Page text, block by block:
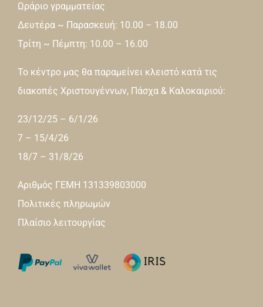
Ωράριο γραμματείας
Δευτέρα ~ Παρασκευή: 10.00 – 18.00
Τρίτη ~ Πέμπτη: 10.00 – 16.00
Το κέντρο μας θα παραμείνει κλειστό κατά τις
διακοπές Χριστουγέννων, Πάσχα & Καλοκαιριού:
23/12/25 – 6/1/26
7 – 15/4/26
18/7 – 31/8/26
Αριθμός ΓΕΜΗ 131339803000
Πολιτικές πληρωμών
Πλαίσιο λειτουργίας